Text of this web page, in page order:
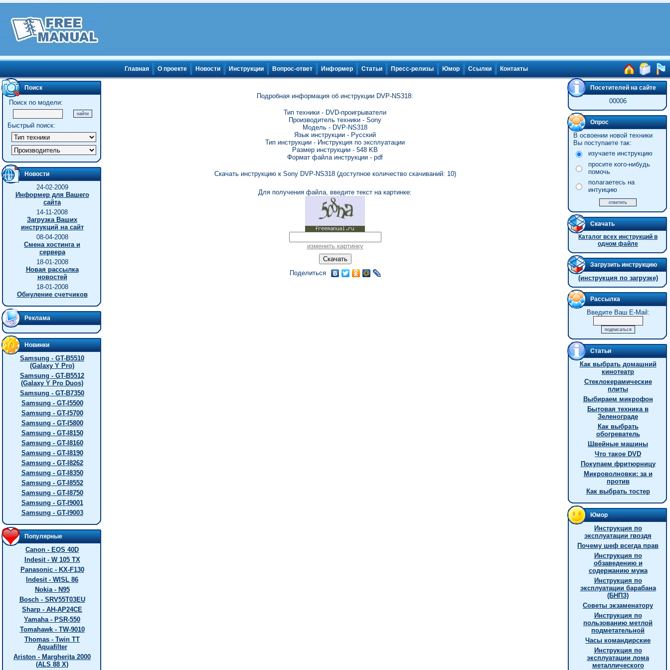
Главная О проекте Новости Инструкции Вопрос-ответ Информер Статьи Пресс-релизы Юмор Ссылки Контакты
Поиск
Поиск по модели:
Быстрый поиск:
Новости
24-02-2009
Информер для Вашего
сайта
14-11-2008
Загрузка Ваших
инструкций на сайт
08-04-2008
Смена хостинга и
сервера
18-01-2008
Новая рассылка
новостей
18-01-2008
Обнуление счетчиков
Реклама
Новинки
Samsung - GT-B5510
(Galaxy Y Pro)
Samsung - GT-B5512
(Galaxy Y Pro Duos)
Samsung - GT-B7350
Samsung - GT-I5500
Samsung - GT-I5700
Samsung - GT-I5800
Samsung - GT-I8150
Samsung - GT-I8160
Samsung - GT-I8190
Samsung - GT-I8262
Samsung - GT-I8350
Samsung - GT-I8552
Samsung - GT-I8750
Samsung - GT-I9001
Samsung - GT-I9003
Популярные
Canon - EOS 40D
Indesit - W 105 TX
Panasonic - KX-F130
Indesit - WISL 86
Nokia - N95
Bosch - SRV55T03EU
Sharp - AH-AP24CE
Yamaha - PSR-550
Tomahawk - TW-9010
Thomas - Twin TT
Aquafilter
Ariston - Margherita 2000
(ALS 88 X)
Подробная информация об инструкции DVP-NS318:
Тип техники - DVD-проигрыватели
Производитель техники - Sony
Модель - DVP-NS318
Язык инструкции - Русский
Тип инструкции - Инструкция по эксплуатации
Размер инструкции - 548 KB
Формат файла инструкции - pdf
Скачать инструкцию к Sony DVP-NS318 (доступное количество скачиваний: 10)
Для получения файла, введите текст на картинке:
изменить картинку
Поделиться
Посетителей на сайте
00006
Опрос
В освоении новой техники
Вы поступаете так:
изучаете инструкцию
просите кого-нибудь
помочь
полагаетесь на
интуицию
Скачать
Каталог всех инструкций в
одном файле
Загрузить инструкцию
(инструкция по загрузке)
Рассылка
Введите Ваш E-Mail:
Статьи
Как выбрать домашний
кинотеатр
Стеклокерамические
плиты
Выбираем микрофон
Бытовая техника в
Зеленограде
Как выбрать
обогреватель
Швейные машины
Что такое DVD
Покупаем фритюрницу
Микроволновки: за и
против
Как выбрать тостер
Юмор
Инструкция по
эксплуатации гвоздя
Почему шеф всегда прав
Инструкция по
обзаведению и
содержанию мужа
Инструкция по
эксплуатации барабана
(БНПЗ)
Советы экзаменатору
Инструкция по
пользованию метлой
подметательной
Часы командирские
Инструкция по
эксплуатации лома
металлического